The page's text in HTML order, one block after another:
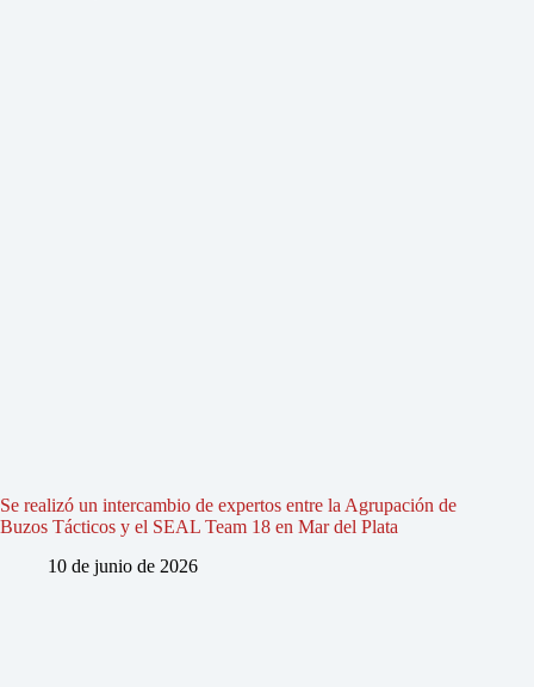
Se realizó un intercambio de expertos entre la Agrupación de
Buzos Tácticos y el SEAL Team 18 en Mar del Plata
10 de junio de 2026